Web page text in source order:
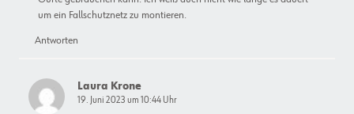
um ein Fallschutznetz zu montieren.
Antworten
Laura Krone
19. Juni 2023 um 10:44 Uhr